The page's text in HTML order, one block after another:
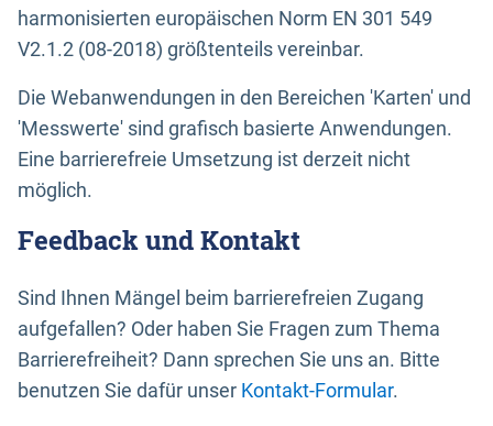
harmonisierten europäischen Norm EN 301 549
V2.1.2 (08-2018) größtenteils vereinbar.
Die Webanwendungen in den Bereichen 'Karten' und
'Messwerte' sind grafisch basierte Anwendungen.
Eine barrierefreie Umsetzung ist derzeit nicht
möglich.
Feedback und Kontakt
Sind Ihnen Mängel beim barrierefreien Zugang
aufgefallen? Oder haben Sie Fragen zum Thema
Barrierefreiheit? Dann sprechen Sie uns an. Bitte
benutzen Sie dafür unser Kontakt-Formular.